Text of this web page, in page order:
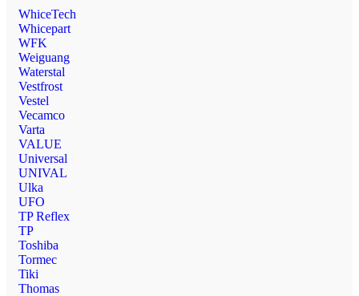
WhiceTech
Whicepart
WFK
Weiguang
Waterstal
Vestfrost
Vestel
Vecamco
Varta
VALUE
Universal
UNIVAL
Ulka
UFO
TP Reflex
TP
Toshiba
Tormec
Tiki
Thomas